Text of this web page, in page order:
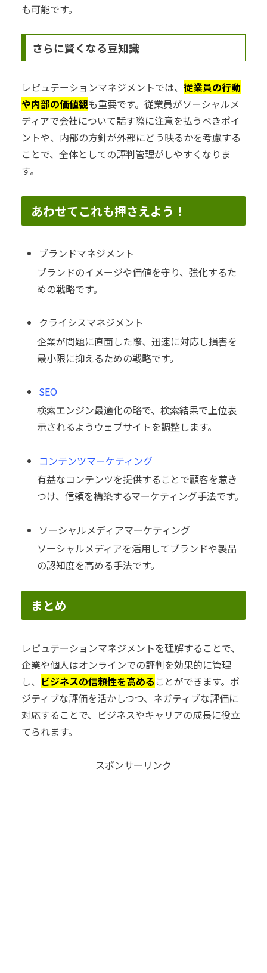
も可能です。
さらに賢くなる豆知識
レピュテーションマネジメントでは、 従業員の行動
や内部の価値観も重要です。従業員がソーシャルメ
ディアで会社について話す際に注意を払うべきポイ
ントや、内部の方針が外部にどう映るかを考慮する
ことで、全体としての評判管理がしやすくなりま
す。
あわせてこれも押さえよう！
ブランドマネジメント
ブランドのイメージや価値を守り、強化するた
めの戦略です。
クライシスマネジメント
企業が問題に直面した際、迅速に対応し損害を
最小限に抑えるための戦略です。
SEO
検索エンジン最適化の略で、検索結果で上位表
示されるようウェブサイトを調整します。
コンテンツマーケティング
有益なコンテンツを提供することで顧客を惹き
つけ、信頼を構築するマーケティング手法です。
ソーシャルメディアマーケティング
ソーシャルメディアを活用してブランドや製品
の認知度を高める手法です。
まとめ
レピュテーションマネジメントを理解することで、
企業や個人はオンラインでの評判を効果的に管理
し、 ビジネスの信頼性を高める ことができます。ポ
ジティブな評価を活かしつつ、ネガティブな評価に
対応することで、ビジネスやキャリアの成長に役立
てられます。
スポンサーリンク